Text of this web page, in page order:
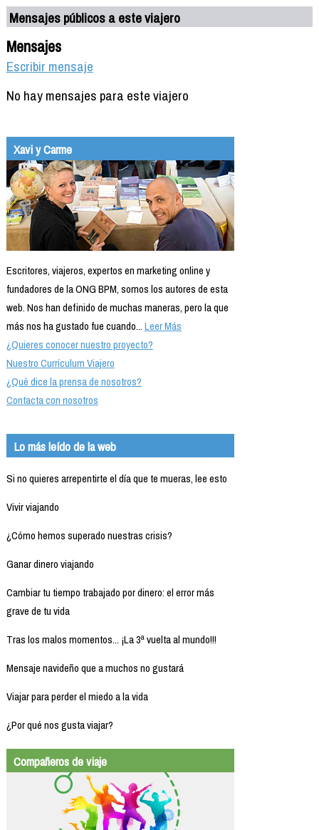
Mensajes públicos a este viajero
Mensajes
Escribir mensaje
No hay mensajes para este viajero
Xavi y Carme
Escritores, viajeros, expertos en marketing online y
fundadores de la ONG BPM, somos los autores de esta
web. Nos han definido de muchas maneras, pero la que
más nos ha gustado fue cuando...Leer Más
¿Quieres conocer nuestro proyecto?
Nuestro Currículum Viajero
¿Qué dice la prensa de nosotros?
Contacta con nosotros
Lo más leído de la web
Si no quieres arrepentirte el día que te mueras, lee esto
Vivir viajando
¿Cómo hemos superado nuestras crisis?
Ganar dinero viajando
Cambiar tu tiempo trabajado por dinero: el error más
grave de tu vida
Tras los malos momentos... ¡La 3ª vuelta al mundo!!!
Mensaje navideño que a muchos no gustará
Viajar para perder el miedo a la vida
¿Por qué nos gusta viajar?
Compañeros de viaje